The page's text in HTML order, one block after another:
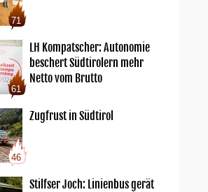
71
61
LH Kompatscher: Autonomie
beschert Südtirolern mehr
Netto vom Brutto
46
Zugfrust in Südtirol
Stilfser Joch: Linienbus gerät